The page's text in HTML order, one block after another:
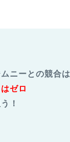
ニーとの競合
ゼロ
！